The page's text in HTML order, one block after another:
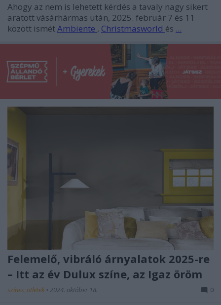
Ahogy az nem is lehetett kérdés a tavaly nagy sikert
aratott vásárhármas után, 2025. február 7 és 11
között ismétAmbiente , Christmasworld és ...
Felemelő, vibráló árnyalatok 2025-re
– Itt az év Dulux színe, az Igaz öröm
színes_ötletek • 2024. október 18. 0